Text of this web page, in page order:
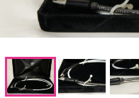
ネットワークプレーヤー・
レコードプレーヤー
フォノイコライザー・MC